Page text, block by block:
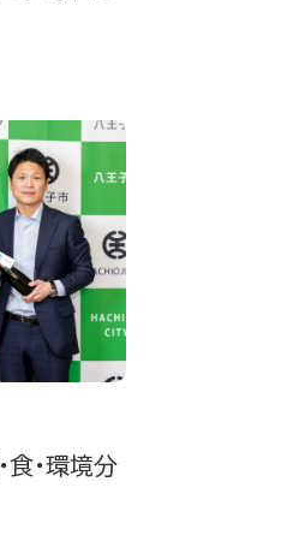
食・環境分